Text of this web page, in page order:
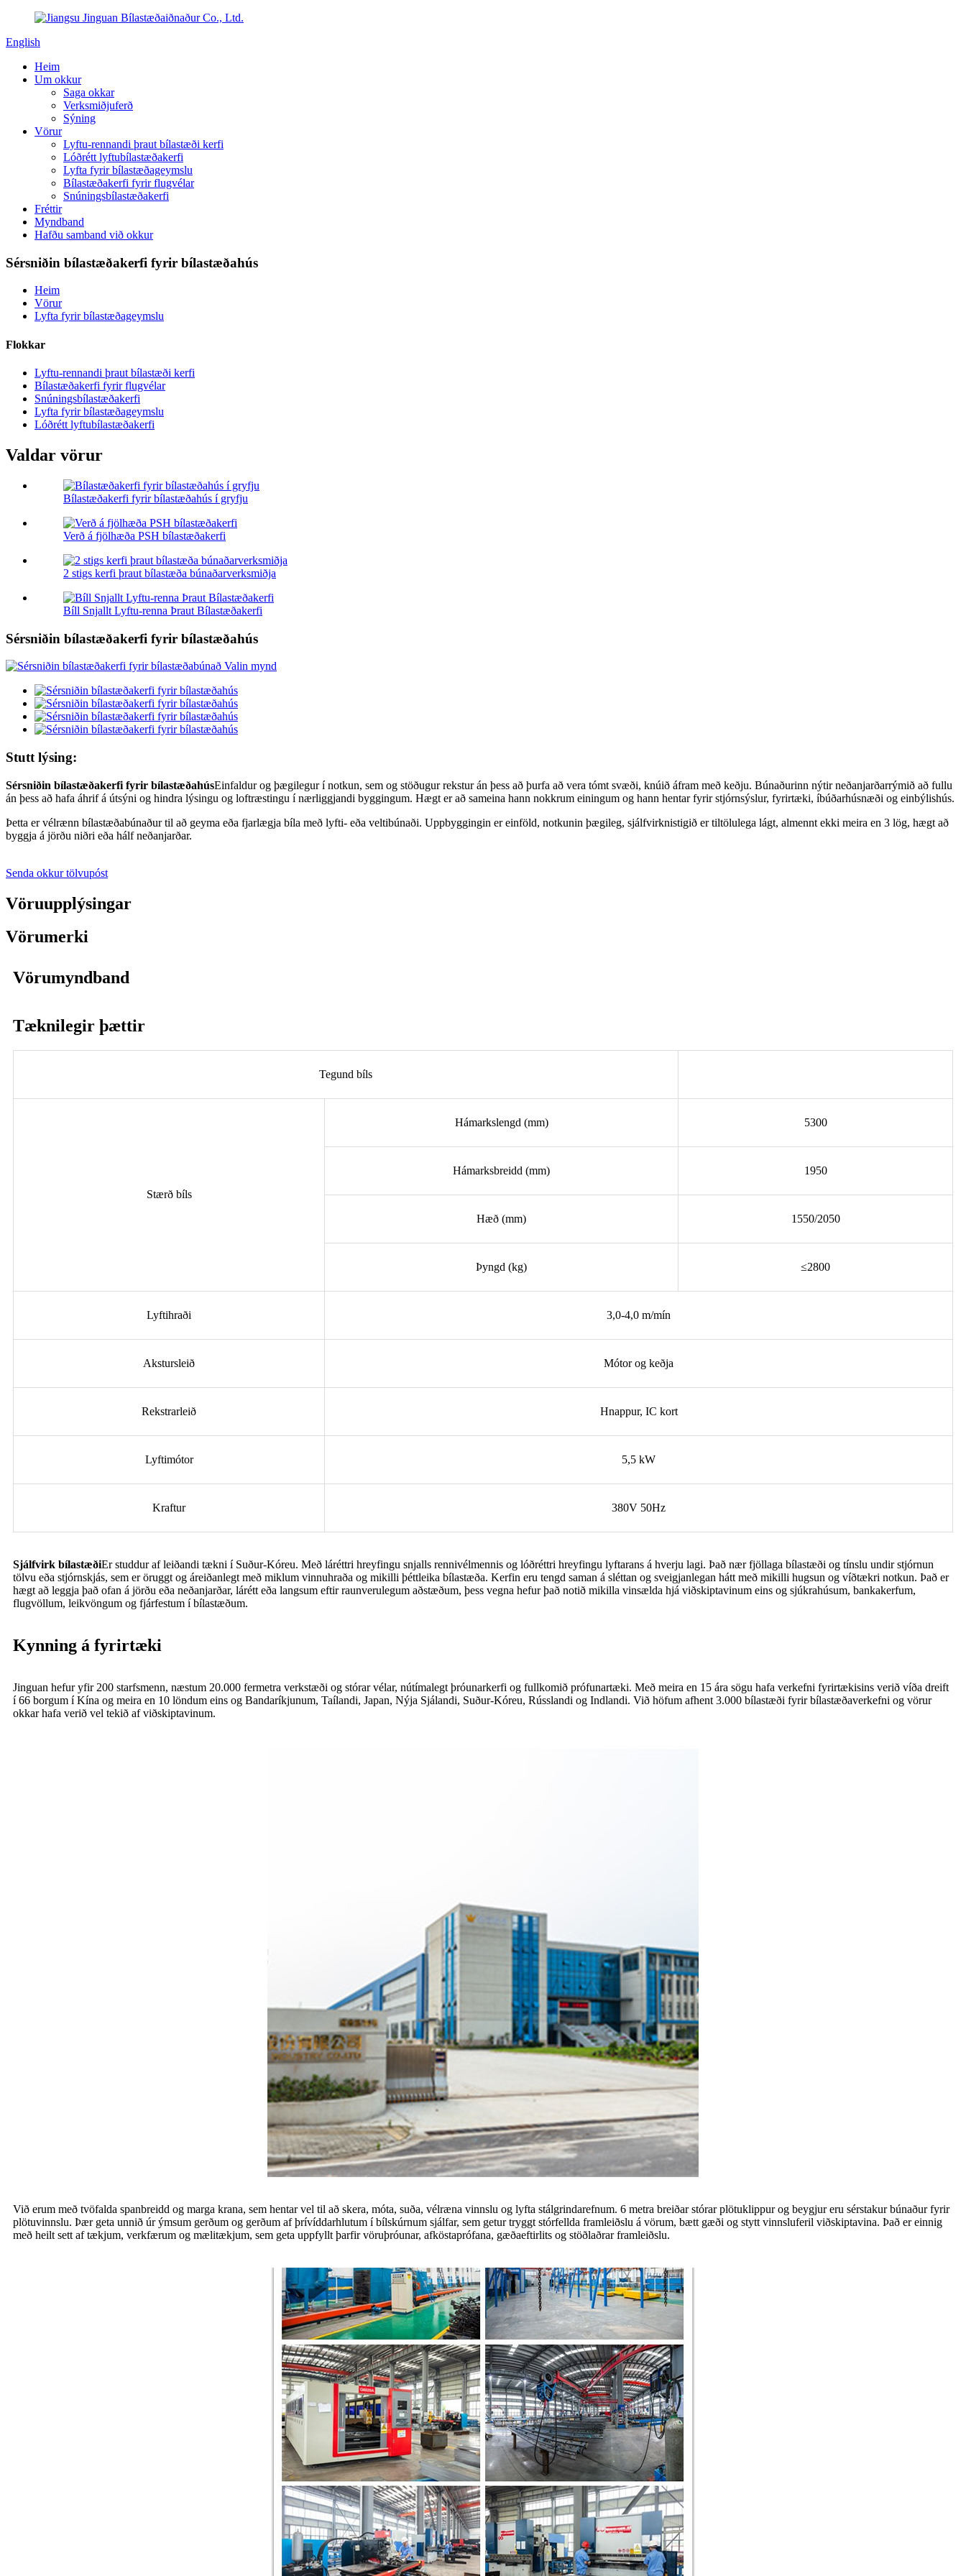
English
Heim
Um okkur
Saga okkar
Verksmiðjuferð
Sýning
Vörur
Lyftu-rennandi þraut bílastæði kerfi
Lóðrétt lyftubílastæðakerfi
Lyfta fyrir bílastæðageymslu
Bílastæðakerfi fyrir flugvélar
Snúningsbílastæðakerfi
Fréttir
Myndband
Hafðu samband við okkur
Sérsniðin bílastæðakerfi fyrir bílastæðahús
Heim
Vörur
Lyfta fyrir bílastæðageymslu
Flokkar
Lyftu-rennandi þraut bílastæði kerfi
Bílastæðakerfi fyrir flugvélar
Snúningsbílastæðakerfi
Lyfta fyrir bílastæðageymslu
Lóðrétt lyftubílastæðakerfi
Valdar vörur
Bílastæðakerfi fyrir bílastæðahús í gryfju
Verð á fjölhæða PSH bílastæðakerfi
2 stigs kerfi þraut bílastæða búnaðarverksmiðja
Bíll Snjallt Lyftu-renna Þraut Bílastæðakerfi
Sérsniðin bílastæðakerfi fyrir bílastæðahús
Stutt lýsing:
Sérsniðin bílastæðakerfi fyrir bílastæðahúsEinfaldur og þægilegur í notkun, sem og stöðugur rekstur án þess að þurfa að vera tómt svæði, knúið áfram með keðju. Búnaðurinn nýtir neðanjarðarrýmið að fullu
án þess að hafa áhrif á útsýni og hindra lýsingu og loftræstingu í nærliggjandi byggingum. Hægt er að sameina hann nokkrum einingum og hann hentar fyrir stjórnsýslur, fyrirtæki, íbúðarhúsnæði og einbýlishús.
Þetta er vélrænn bílastæðabúnaður til að geyma eða fjarlægja bíla með lyfti- eða veltibúnaði. Uppbyggingin er einföld, notkunin þægileg, sjálfvirknistigið er tiltölulega lágt, almennt ekki meira en 3 lög, hægt að
byggja á jörðu niðri eða hálf neðanjarðar.
Senda okkur tölvupóst
Vöruupplýsingar
Vörumerki
Vörumyndband
Tæknilegir þættir
Tegund bíls
Stærð bíls
Hámarkslengd (mm) 5300
Hámarksbreidd (mm) 1950
Hæð (mm) 1550/2050
Þyngd (kg) ≤2800
Lyftihraði 3,0-4,0 m/mín
Akstursleið Mótor og keðja
Rekstrarleið Hnappur, IC kort
Lyftimótor 5,5 kW
Kraftur 380V 50Hz
Sjálfvirk bílastæðiEr studdur af leiðandi tækni í Suður-Kóreu. Með láréttri hreyfingu snjalls rennivélmennis og lóðréttri hreyfingu lyftarans á hverju lagi. Það nær fjöllaga bílastæði og tínslu undir stjórnun
tölvu eða stjórnskjás, sem er öruggt og áreiðanlegt með miklum vinnuhraða og mikilli þéttleika bílastæða. Kerfin eru tengd saman á sléttan og sveigjanlegan hátt með mikilli hugsun og víðtækri notkun. Það er
hægt að leggja það ofan á jörðu eða neðanjarðar, lárétt eða langsum eftir raunverulegum aðstæðum, þess vegna hefur það notið mikilla vinsælda hjá viðskiptavinum eins og sjúkrahúsum, bankakerfum,
flugvöllum, leikvöngum og fjárfestum í bílastæðum.
Kynning á fyrirtæki
Jinguan hefur yfir 200 starfsmenn, næstum 20.000 fermetra verkstæði og stórar vélar, nútímalegt þróunarkerfi og fullkomið prófunartæki. Með meira en 15 ára sögu hafa verkefni fyrirtækisins verið víða dreift
í 66 borgum í Kína og meira en 10 löndum eins og Bandaríkjunum, Taílandi, Japan, Nýja Sjálandi, Suður-Kóreu, Rússlandi og Indlandi. Við höfum afhent 3.000 bílastæði fyrir bílastæðaverkefni og vörur
okkar hafa verið vel tekið af viðskiptavinum.
Við erum með tvöfalda spanbreidd og marga krana, sem hentar vel til að skera, móta, suða, vélræna vinnslu og lyfta stálgrindarefnum. 6 metra breiðar stórar plötuklippur og beygjur eru sérstakur búnaður fyrir
plötuvinnslu. Þær geta unnið úr ýmsum gerðum og gerðum af þrívíddarhlutum í bílskúrnum sjálfar, sem getur tryggt stórfellda framleiðslu á vörum, bætt gæði og stytt vinnsluferil viðskiptavina. Það er einnig
með heilt sett af tækjum, verkfærum og mælitækjum, sem geta uppfyllt þarfir vöruþróunar, afköstaprófana, gæðaeftirlits og stöðlaðrar framleiðslu.